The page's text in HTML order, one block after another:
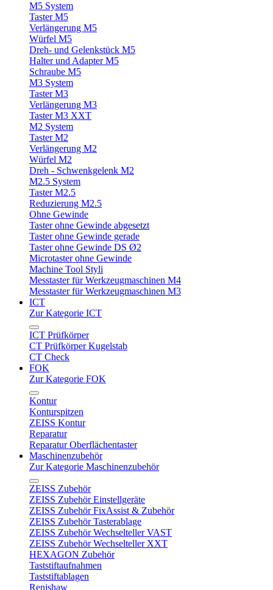
M5 System
Taster M5
Verlängerung M5
Würfel M5
Dreh- und Gelenkstück M5
Halter und Adapter M5
Schraube M5
M3 System
Taster M3
Verlängerung M3
Taster M3 XXT
M2 System
Taster M2
Verlängerung M2
Würfel M2
Dreh - Schwenkgelenk M2
M2.5 System
Taster M2.5
Reduzierung M2.5
Ohne Gewinde
Taster ohne Gewinde abgesetzt
Taster ohne Gewinde gerade
Taster ohne Gewinde DS Ø2
Microtaster ohne Gewinde
Machine Tool Styli
Messtaster für Werkzeugmaschinen M4
Messtaster für Werkzeugmaschinen M3
ICT
Zur Kategorie ICT
ICT Prüfkörper
CT Prüfkörper Kugelstab
CT Check
FOK
Zur Kategorie FOK
Kontur
Konturspitzen
ZEISS Kontur
Reparatur
Reparatur Oberflächentaster
Maschinenzubehör
Zur Kategorie Maschinenzubehör
ZEISS Zubehör
ZEISS Zubehör Einstellgeräte
ZEISS Zubehör FixAssist & Zubehör
ZEISS Zubehör Tasterablage
ZEISS Zubehör Wechselteller VAST
ZEISS Zubehör Wechselteller XXT
HEXAGON Zubehör
Taststiftaufnahmen
Taststiftablagen
Renishaw